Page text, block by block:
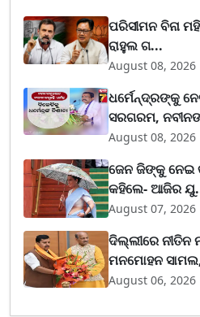
ପରିସୀମନ ବିନା
ରାହୁଲ ଗ...
August 08, 2026
ଧର୍ମେନ୍ଦ୍ରଙ୍କୁ
ସରଗରମ,
August 08, 2026
ଜେନ ଜିଙ୍କୁ ନେଇ
କହିଲେ- ଆଜିର
August 07, 2026
ଦିଲ୍ଲୀରେ ନୀତିନ
ମନମୋହନ
August 06, 2026